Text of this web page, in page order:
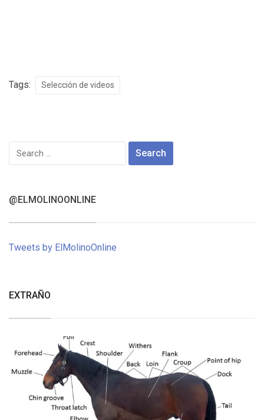
Tags: Selección de videos
Search
for:
@ELMOLINOONLINE
Tweets by ElMolinoOnline
EXTRAÑO